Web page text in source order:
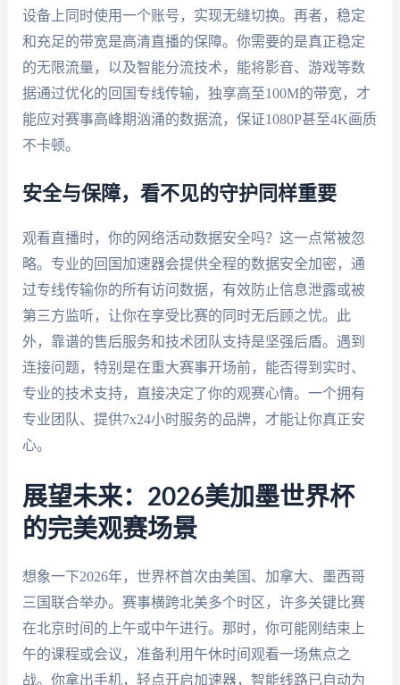
设备上同时使用一个账号，实现无缝切换。再者，稳定
和充足的带宽是高清直播的保障。你需要的是真正稳定
的无限流量，以及智能分流技术，能将影音、游戏等数
据通过优化的回国专线传输，独享高至100M的带宽，才
能应对赛事高峰期汹涌的数据流，保证1080P甚至4K画质
不卡顿。
安全与保障，看不见的守护同样重要
观看直播时，你的网络活动数据安全吗？这一点常被忽
略。专业的回国加速器会提供全程的数据安全加密，通
过专线传输你的所有访问数据，有效防止信息泄露或被
第三方监听，让你在享受比赛的同时无后顾之忧。此
外，靠谱的售后服务和技术团队支持是坚强后盾。遇到
连接问题，特别是在重大赛事开场前，能否得到实时、
专业的技术支持，直接决定了你的观赛心情。一个拥有
专业团队、提供7x24小时服务的品牌，才能让你真正安
心。
展望未来：2026美加墨世界杯
的完美观赛场景
想象一下2026年，世界杯首次由美国、加拿大、墨西哥
三国联合举办。赛事横跨北美多个时区，许多关键比赛
在北京时间的上午或中午进行。那时，你可能刚结束上
午的课程或会议，准备利用午休时间观看一场焦点之
战。你拿出手机，轻点开启加速器，智能线路已自动为